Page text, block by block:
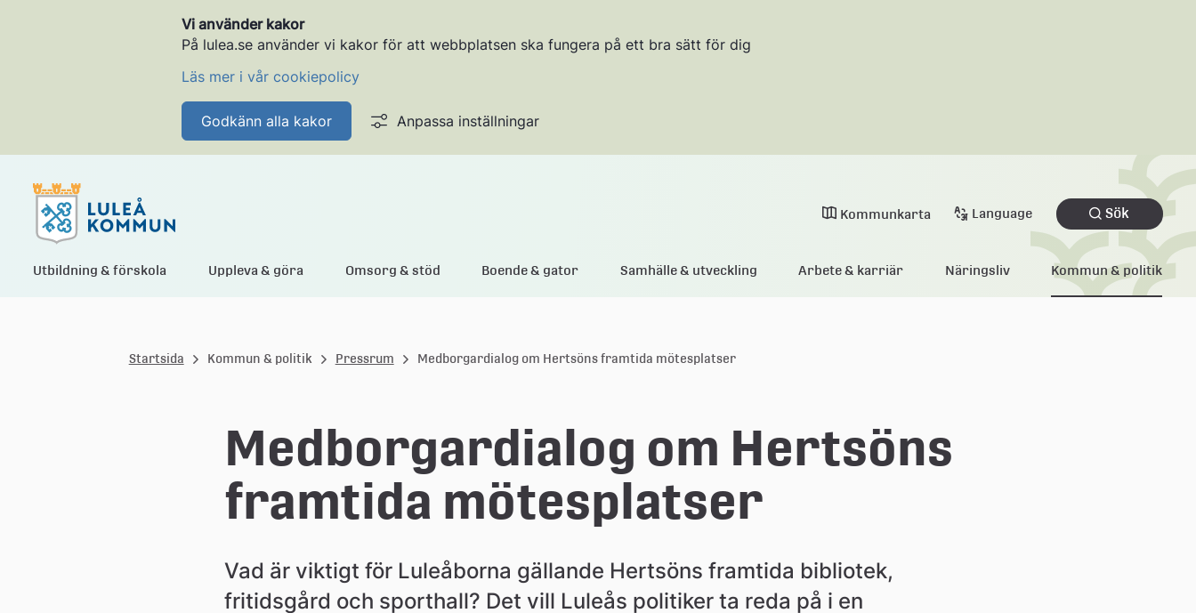
Vi använder kakor
På lulea.se använder vi kakor för att webbplatsen ska fungera på ett bra sätt för dig
Läs mer i vår cookiepolicy
Godkänn alla kakor Anpassa inställningar
L
Kommunkarta Language Sök
Utbildning & förskola Uppleva & göra Omsorg & stöd Boende & gator Samhälle & utveckling Arbete & karriär Näringsliv Kommun & politik
Startsida Kommun & politik Pressrum Medborgardialog om Hertsöns framtida mötesplatser
Medborgardialog om Hertsöns
framtida mötesplatser
Vad är viktigt för Luleåborna gällande Hertsöns framtida bibliotek,
fritidsgård och sporthall? Det vill Luleås politiker ta reda på i en